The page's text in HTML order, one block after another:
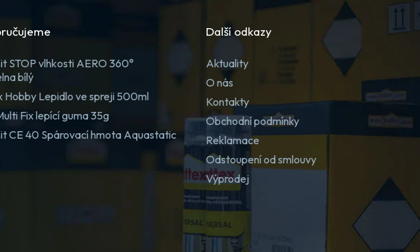
STOP vlhkosti AERO 360°
bílý
Hobby Lepidlo ve spreji 500ml
Fix lepící guma 35g
CE 40 Spárovací hmota Aquastatic
Další odkazy
Aktuality
O nás
Kontakty
Obchodní podmínky
Reklamace
Odstoupení od smlouvy
Výprodej